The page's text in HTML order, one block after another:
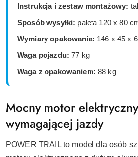
Instrukcja i zestaw montażowy:
Sposób wysyłki: paleta 120 x 80
Wymiary opakowania: 146 x 45 x
Waga pojazdu: 77 kg
Waga z opakowaniem: 88 kg
Mocny motor
wymagającej jazdy
POWER TRAIL to model dla osób